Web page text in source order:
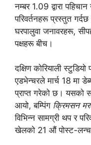
नम्बर 1.09 द्वारा पहिचान
परिवर्तनहरू प्रस्तुत गर्दछ
घरपालुवा जनावरहरू,
पक्षहरू बीच।
दक्षिण कोरियाली
एडभेन्चरले मार्च 18 मा
प्राप्त गरेको छ। यसको
आयो, बम्पिंग क्रिमसन
विभिन्न सामग्री थप र
खेलको 21 औं पोस्ट-लन्च